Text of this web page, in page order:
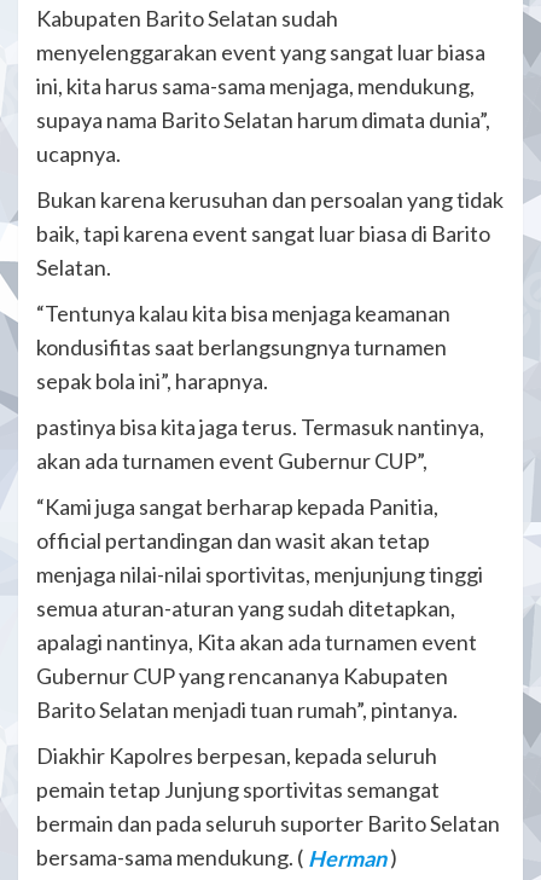
Kabupaten Barito Selatan sudah
menyelenggarakan event yang sangat luar biasa
ini, kita harus sama-sama menjaga, mendukung,
supaya nama Barito Selatan harum dimata dunia”,
ucapnya.
Bukan karena kerusuhan dan persoalan yang tidak
baik, tapi karena event sangat luar biasa di Barito
Selatan.
“Tentunya kalau kita bisa menjaga keamanan
kondusifitas saat berlangsungnya turnamen
sepak bola ini”, harapnya.
pastinya bisa kita jaga terus. Termasuk nantinya,
akan ada turnamen event Gubernur CUP”,
“Kami juga sangat berharap kepada Panitia,
official pertandingan dan wasit akan tetap
menjaga nilai-nilai sportivitas, menjunjung tinggi
semua aturan-aturan yang sudah ditetapkan,
apalagi nantinya, Kita akan ada turnamen event
Gubernur CUP yang rencananya Kabupaten
Barito Selatan menjadi tuan rumah”, pintanya.
Diakhir Kapolres berpesan, kepada seluruh
pemain tetap Junjung sportivitas semangat
bermain dan pada seluruh suporter Barito Selatan
bersama-sama mendukung. ( Herman )